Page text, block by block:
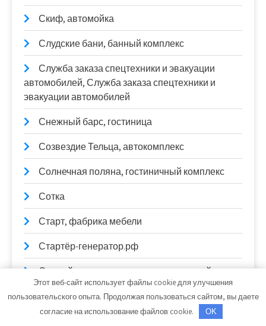
Скиф, автомойка
Слудские бани, банный комплекс
Служба заказа спецтехники и эвакуации
автомобилей, Служба заказа спецтехники и
эвакуации автомобилей
Снежный барс, гостиница
Созвездие Тельца, автокомплекс
Солнечная поляна, гостиничный комплекс
Сотка
Старт, фабрика мебели
Стартёр-генератор.рф
Старый двор, гостинично-ресторанный
комплекс
СТО
Этот веб-сайт использует файлы cookie для улучшения
пользовательского опыта. Продолжая пользоваться сайтом, вы даете
согласие на использование файлов cookie.
OK